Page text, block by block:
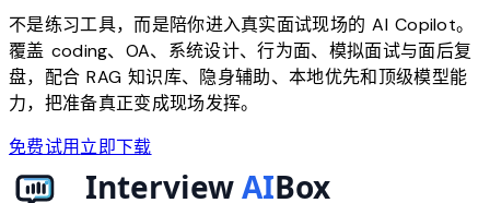
不是练习工具，而是陪你进入真实面试现场的 AI Copilot。
覆盖 coding、OA、系统设计、行为面、模拟面试与面后复
盘，配合 RAG 知识库、隐身辅助、本地优先和顶级模型能
力，把准备真正变成现场发挥。
免费试用立即下载